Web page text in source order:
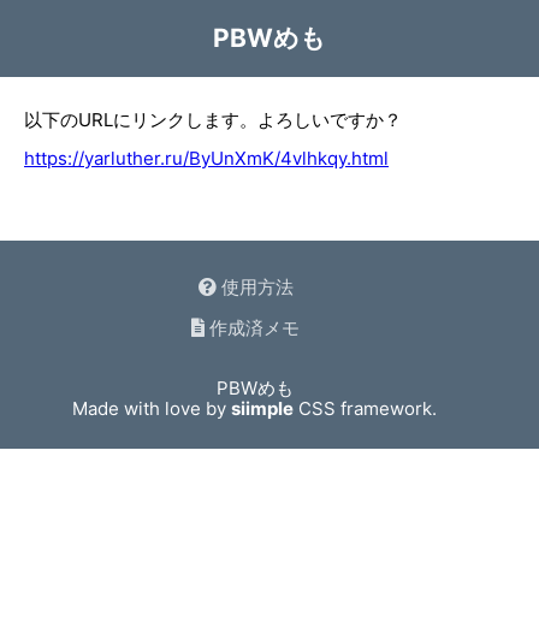
PBWめも
以下のURLにリンクします。よろしいですか？
https://yarluther.ru/ByUnXmK/4vlhkqy.html
使用方法
作成済メモ
PBWめも
Made with love bysiimple CSS framework.